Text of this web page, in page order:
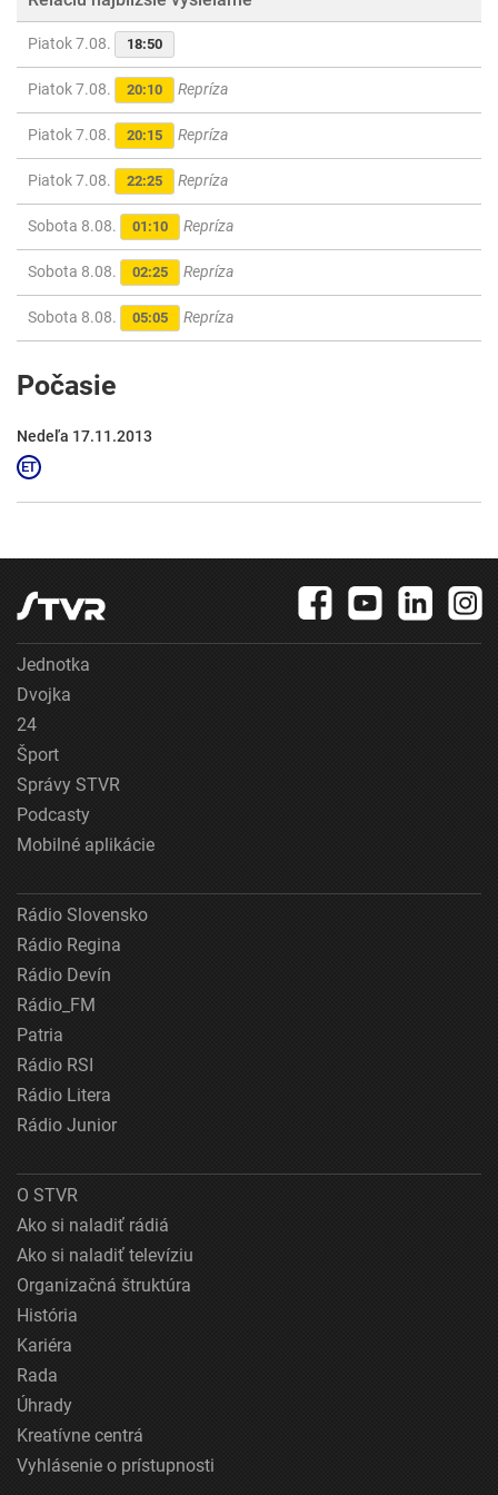
Piatok 7.08. 18:50
Piatok 7.08. 20:10 Repríza
Piatok 7.08. 20:15 Repríza
Piatok 7.08. 22:25 Repríza
Sobota 8.08. 01:10 Repríza
Sobota 8.08. 02:25 Repríza
Sobota 8.08. 05:05 Repríza
Počasie
Nedeľa 17.11.2013
Jednotka
Dvojka
24
Šport
Správy STVR
Podcasty
Mobilné aplikácie
Rádio Slovensko
Rádio Regina
Rádio Devín
Rádio_FM
Patria
Rádio RSI
Rádio Litera
Rádio Junior
O STVR
Ako si naladiť rádiá
Ako si naladiť televíziu
Organizačná štruktúra
História
Kariéra
Rada
Úhrady
Kreatívne centrá
Vyhlásenie o prístupnosti